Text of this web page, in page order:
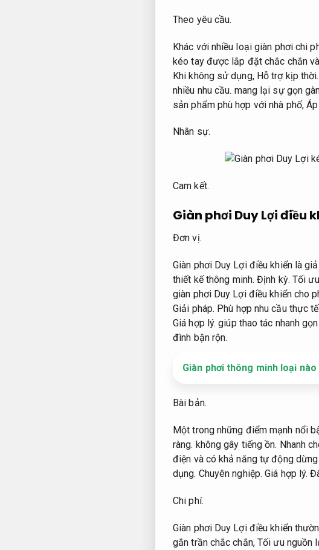
Theo yêu cầu.
Khác với nhiều loại giàn phơi chi
kéo tay được lắp đặt chắc chắn
Khi không sử dụng, Hỗ trợ kịp thời.
nhiều nhu cầu. mang lại sự gọn
sản phẩm phù hợp với nhà phố,
Nhân sự.
Cam kết.
Giàn phơi Duy Lợi điều
Đơn vị.
Giàn phơi Duy Lợi điều khiển là
thiết kế thông minh.Định kỳ. Tối
giàn phơi Duy Lợi điều khiển cho
Giải pháp. Phù hợp nhu cầu thực tế.
Giá hợp lý. giúp thao tác nhanh
đình bận rộn.
Giàn phơi thông minh loại
Bài bản.
Một trong những điểm mạnh nổi
ràng. không gây tiếng ồn. Nhanh
điện và có khả năng tự động
dụng. Chuyên nghiệp. Giá hợp lý.
Chi phí.
Giàn phơi Duy Lợi điều khiển
gắn trần chắc chắn, Tối ưu nguồn